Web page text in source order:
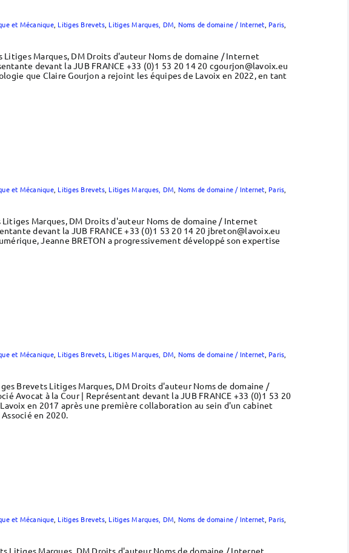
et Mécanique, Litiges Brevets, Litiges Marques, DM Noms de domaine / Internet Paris
Litiges Marques, DM Droits d'auteur Noms de domaine / Internet
devant la JUB FRANCE +33 (0)1 53 20 14 20 cgourjon@lavoix.eu
que Claire Gourjon a rejoint les équipes de Lavoix en 2022, en tant
et Mécanique, Litiges Brevets, Litiges Marques, DM Noms de domaine / Internet Paris
Marques, DM Droits d'auteur Noms de domaine / Internet
devant la JUB FRANCE +33 (0)1 53 20 14 20 jbreton@lavoix.eu
Jeanne BRETON a progressivement développé son expertise
et Mécanique, Litiges Brevets, Litiges Marques, DM Noms de domaine / Internet Paris
Brevets Litiges Marques, DM Droits d'auteur Noms de domaine /
Avocat à la Cour | Représentant devant la JUB FRANCE +33 (0)1 53 20
en 2017 après une première collaboration au sein d'un cabinet
en 2020.
et Mécanique, Litiges Brevets, Litiges Marques, DM Noms de domaine / Internet Paris
Litiges Marques, DM Droits d'auteur Noms de domaine / Internet